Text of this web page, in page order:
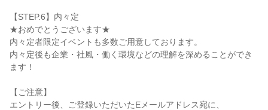
【STEP.6】内々定
★おめでとうございます★
内々定者限定イベントも多数ご用意しております。
内々定後も企業・社風・働く環境などの理解を深めることができ
ます！
【ご注意】
エントリー後、ご登録いただいたEメールアドレス宛に、